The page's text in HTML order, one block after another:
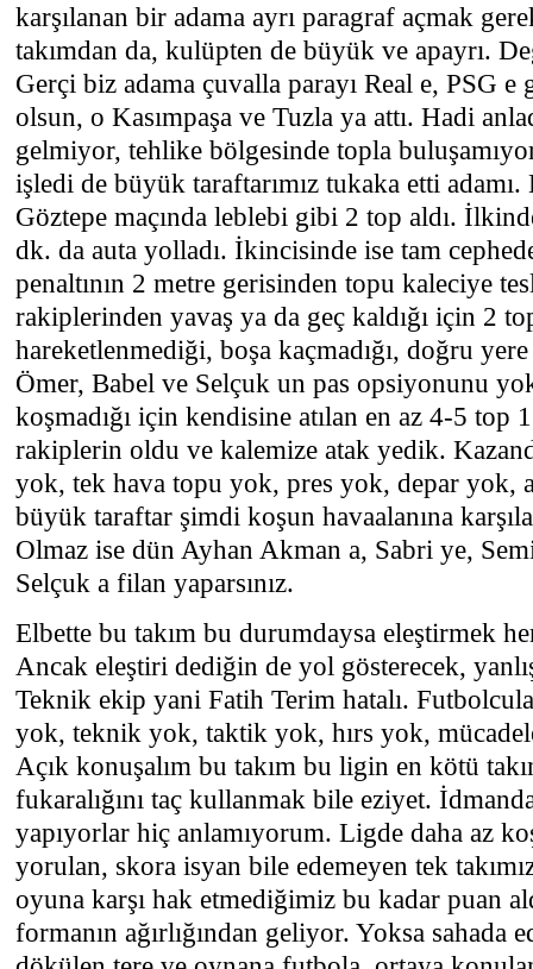
karşılanan bir adama ayrı paragraf açmak
takımdan da, kulüpten de büyük ve apayrı.
Gerçi biz adama çuvalla parayı Real e, PSG e
olsun, o Kasımpaşa ve Tuzla ya attı. Hadi
gelmiyor, tehlike bölgesinde topla
işledi de büyük taraftarımız tukaka etti
Göztepe maçında leblebi gibi 2 top aldı.
dk. da auta yolladı. İkincisinde ise tam
penaltının 2 metre gerisinden topu kaleciye
rakiplerinden yavaş ya da geç kaldığı için 2
hareketlenmediği, boşa kaçmadığı, doğru
Ömer, Babel ve Selçuk un pas opsiyonunu
koşmadığı için kendisine atılan en az 4-5 top
rakiplerin oldu ve kalemize atak yedik.
yok, tek hava topu yok, pres yok, depar yok,
büyük taraftar şimdi koşun havaalanına
Olmaz ise dün Ayhan Akman a, Sabri ye,
Selçuk a filan yaparsınız.
Elbette bu takım bu durumdaysa eleştirmek
Ancak eleştiri dediğin de yol gösterecek,
Teknik ekip yani Fatih Terim hatalı.
yok, teknik yok, taktik yok, hırs yok,
Açık konuşalım bu takım bu ligin en kötü
fukaralığını taç kullanmak bile eziyet.
yapıyorlar hiç anlamıyorum. Ligde daha az
yorulan, skora isyan bile edemeyen tek
oyuna karşı hak etmediğimiz bu kadar puan
formanın ağırlığından geliyor. Yoksa sahada